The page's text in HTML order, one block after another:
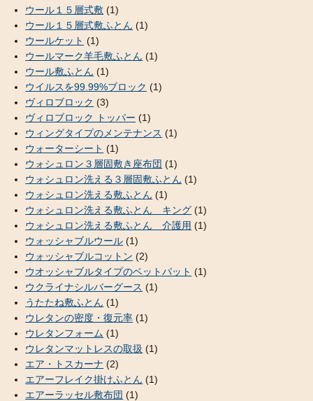
ウール１５層式敷 (1)
ウール１５層式敷ふとん (1)
ウールケット (1)
ウールマーク羊毛敷ふとん (1)
ウール敷ふとん (1)
ウイルスを99.99%ブロック (1)
ヴィロブロック (3)
ヴィロブロック トッパー (1)
ウィングタイプのメンテナンス (1)
ウォーターシート (1)
ウォシュロン３層固敷き座布団 (1)
ウォシュロン洗える３層固敷ふとん (1)
ウォシュロン洗える敷ふとん (1)
ウォシュロン洗える敷ふとん キング (1)
ウォシュロン洗える敷ふとん 介護用 (1)
ウォッシャブルウール (1)
ウォッシャブルコットン (2)
ウオッシャブルタイプのベットパット (1)
ウクライナシルバーグース (1)
うたたね敷ふとん (1)
ウレタンの密度・復元率 (1)
ウレタンフォーム (1)
ウレタンマットレスの取扱 (1)
エア・トスカーナ (2)
エアーフレイク掛けふとん (1)
エアーラッセル敷布団 (1)